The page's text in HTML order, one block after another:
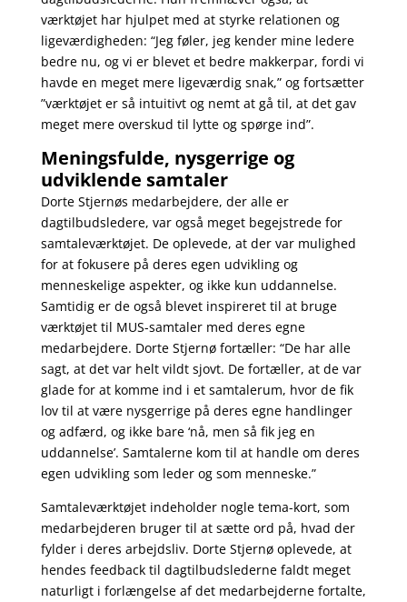
værktøjet har hjulpet med at styrke relationen og
ligeværdigheden: “Jeg føler, jeg kender mine ledere
bedre nu, og vi er blevet et bedre makkerpar, fordi vi
havde en meget mere ligeværdig snak,” og fortsætter
”værktøjet er så intuitivt og nemt at gå til, at det gav
meget mere overskud til lytte og spørge ind”.
Meningsfulde, nysgerrige og
udviklende samtaler
Dorte Stjernøs medarbejdere, der alle er
dagtilbudsledere, var også meget begejstrede for
samtaleværktøjet. De oplevede, at der var mulighed
for at fokusere på deres egen udvikling og
menneskelige aspekter, og ikke kun uddannelse.
Samtidig er de også blevet inspireret til at bruge
værktøjet til MUS-samtaler med deres egne
medarbejdere. Dorte Stjernø fortæller: “De har alle
sagt, at det var helt vildt sjovt. De fortæller, at de var
glade for at komme ind i et samtalerum, hvor de fik
lov til at være nysgerrige på deres egne handlinger
og adfærd, og ikke bare ‘nå, men så fik jeg en
uddannelse’. Samtalerne kom til at handle om deres
egen udvikling som leder og som menneske.”
Samtaleværktøjet indeholder nogle tema-kort, som
medarbejderen bruger til at sætte ord på, hvad der
fylder i deres arbejdsliv. Dorte Stjernø oplevede, at
hendes feedback til dagtilbudslederne faldt meget
naturligt i forlængelse af det medarbejderne fortalte,